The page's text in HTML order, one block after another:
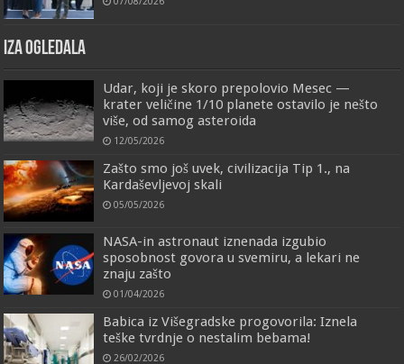
IZA OGLEDALA
Udar, koji je skoro prepolovio Mesec —
krater veličine 1/10 planete ostavilo je nešto
više, od samog asteroida
12/05/2026
Zašto smo još uvek, civilizacija Tip 1., na
Kardaševljevoj skali
05/05/2026
NASA-in astronaut iznenada izgubio
sposobnost govora u svemiru, a lekari ne
znaju zašto
01/04/2026
Babica iz Višegradske progovorila: Iznela
teške tvrdnje o nestalim bebama!
26/02/2026